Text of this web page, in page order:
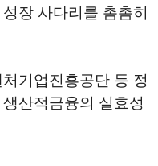
장 사다리를 촘촘히
기업진흥공단 등 정
산적금융의 실효성